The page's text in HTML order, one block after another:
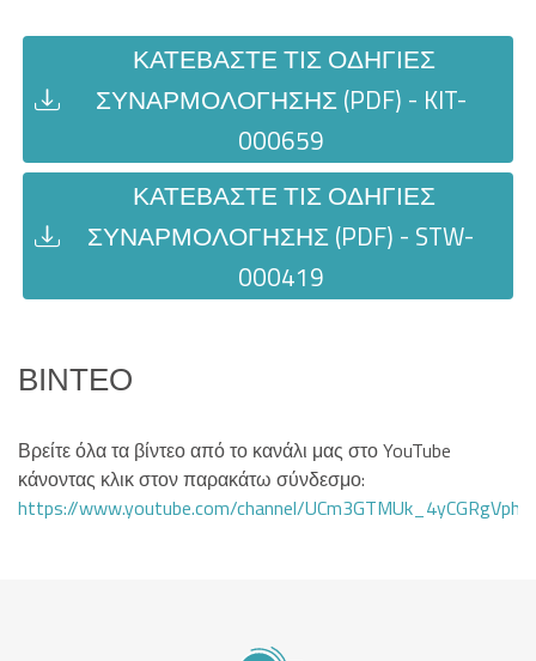
ΚΑΤΕΒΆΣΤΕ ΤΙΣ ΟΔΗΓΊΕΣ
ΣΥΝΑΡΜΟΛΌΓΗΣΗΣ (PDF) - KIT-
000659
ΚΑΤΕΒΆΣΤΕ ΤΙΣ ΟΔΗΓΊΕΣ
ΣΥΝΑΡΜΟΛΌΓΗΣΗΣ (PDF) - STW-
000419
ΒΊΝΤΕΟ
Βρείτε όλα τα βίντεο από το κανάλι μας στο YouTube
κάνοντας κλικ στον παρακάτω σύνδεσμο:
https://www.youtube.com/channel/